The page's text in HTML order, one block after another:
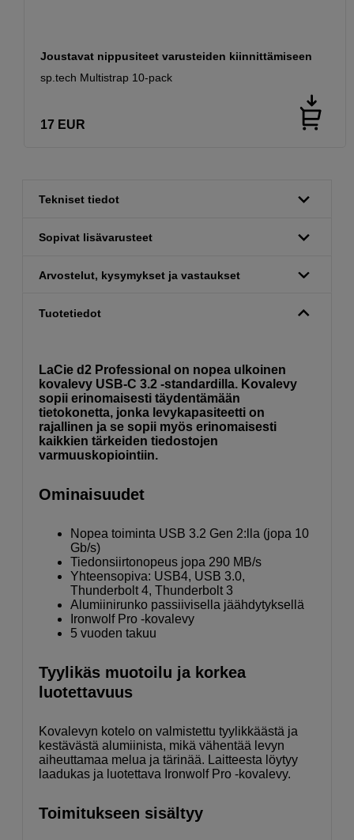
Joustavat nippusiteet varusteiden kiinnittämiseen
sp.tech Multistrap 10-pack
17 EUR
Tekniset tiedot
Sopivat lisävarusteet
Arvostelut, kysymykset ja vastaukset
Tuotetiedot
LaCie d2 Professional on nopea ulkoinen
kovalevy USB-C 3.2 -standardilla. Kovalevy
sopii erinomaisesti täydentämään
tietokonetta, jonka levykapasiteetti on
rajallinen ja se sopii myös erinomaisesti
kaikkien tärkeiden tiedostojen
varmuuskopiointiin.
Ominaisuudet
Nopea toiminta USB 3.2 Gen 2:lla (jopa 10
Gb/s)
Tiedonsiirtonopeus jopa 290 MB/s
Yhteensopiva: USB4, USB 3.0,
Thunderbolt 4, Thunderbolt 3
Alumiinirunko passiivisella jäähdytyksellä
Ironwolf Pro -kovalevy
5 vuoden takuu
Tyylikäs muotoilu ja korkea
luotettavuus
Kovalevyn kotelo on valmistettu tyylikkäästä ja
kestävästä alumiinista, mikä vähentää levyn
aiheuttamaa melua ja tärinää. Laitteesta löytyy
laadukas ja luotettava Ironwolf Pro -kovalevy.
Toimitukseen sisältyy